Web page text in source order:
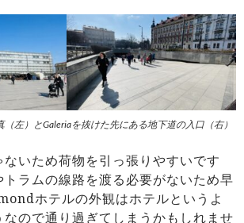
左）とGaleriaを抜けた先にある地下道の入口（右）
いため荷物を引っ張りやすいです
トラムの線路を渡る必要がないため早
ホテルの外観はホテルというよ
なので通り過ぎてしまうかもしれませ